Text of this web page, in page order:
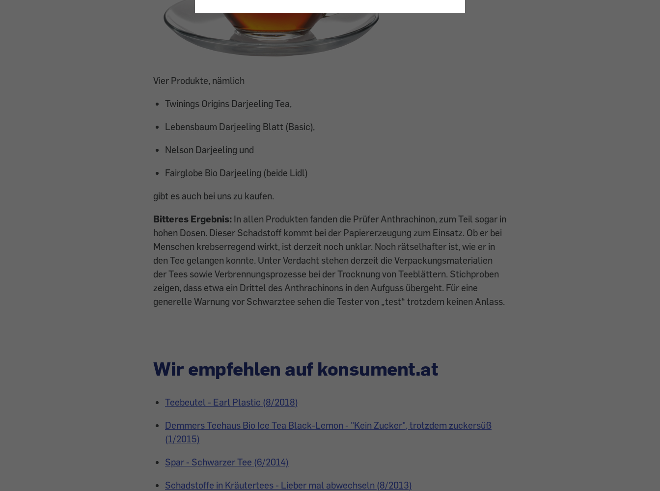
Vier Produkte, nämlich
Twinings Origins Darjeeling Tea,
Lebensbaum Darjeeling Blatt (Basic),
Nelson Darjeeling und
Fairglobe Bio Darjeeling (beide Lidl)
gibt es auch bei uns zu kaufen.
Bitteres Ergebnis: In allen Produkten fanden die Prüfer Anthrachinon, zum Teil sogar in
hohen Dosen. Dieser Schadstoff kommt bei der Papiererzeugung zum Einsatz. Ob er bei
Menschen krebserregend wirkt, ist derzeit noch unklar. Noch rätselhafter ist, wie er in
den Tee gelangen konnte. Unter Verdacht stehen derzeit die Verpackungsmaterialien
der Tees sowie Verbrennungsprozesse bei der Trocknung von Teeblättern. Stichproben
zeigen, dass etwa ein Drittel des Anthrachinons in den Aufguss übergeht. Für eine
generelle Warnung vor Schwarztee sehen die Tester von „test“ trotzdem keinen Anlass.
Wir empfehlen auf konsument.at
Teebeutel - Earl Plastic (8/2018)
Demmers Teehaus Bio Ice Tea Black-Lemon - "Kein Zucker", trotzdem zuckersüß
(1/2015)
Spar - Schwarzer Tee (6/2014)
Schadstoffe in Kräutertees - Lieber mal abwechseln (8/2013)